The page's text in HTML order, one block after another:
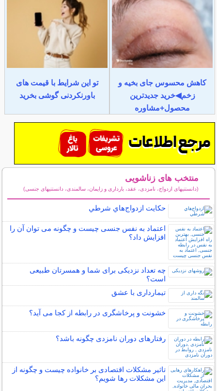
کاهش محسوس جای بخیه و
زخم◀خرید جدیدترین
محصول+مشاوره
تو این شرایط با قیمت های
باورنکردنی گوشی بخرید
منتخب های زناشویی
(دانستنیهای ازدواج، نامزدی، عقد، بارداری و زایمان، سالمندی، دانستنیهای جنسی)
حكايت ازدواج‌هاي شرطي
اعتماد به نفس جنسی چیست و چگونه می توان آن را
افزایش داد؟
چه تعداد نزدیکی برای شما و همسرتان طبیعی
است؟
تیمارداری با عشق
خشونت و پرخاشگری در رابطه از کجا می آید؟
رفتارهای دوران نامزدی چگونه باشد؟
تاثیر مشکلات اقتصادی بر خانواده چیست و چگونه از
این مشکلات رها شویم؟